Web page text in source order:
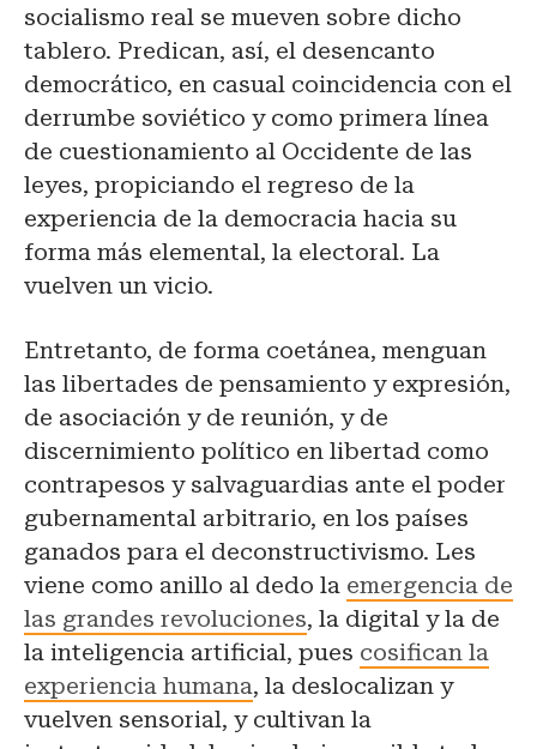
socialismo real se mueven sobre dicho
tablero. Predican, así, el desencanto
democrático, en casual coincidencia con el
derrumbe soviético y como primera línea
de cuestionamiento al Occidente de las
leyes, propiciando el regreso de la
experiencia de la democracia hacia su
forma más elemental, la electoral. La
vuelven un vicio.
Entretanto, de forma coetánea, menguan
las libertades de pensamiento y expresión,
de asociación y de reunión, y de
discernimiento político en libertad como
contrapesos y salvaguardias ante el poder
gubernamental arbitrario, en los países
ganados para el deconstructivismo. Les
viene como anillo al dedo la emergencia de
las grandes revoluciones, la digital y la de
la inteligencia artificial, pues cosifican la
experiencia humana, la deslocalizan y
vuelven sensorial, y cultivan la